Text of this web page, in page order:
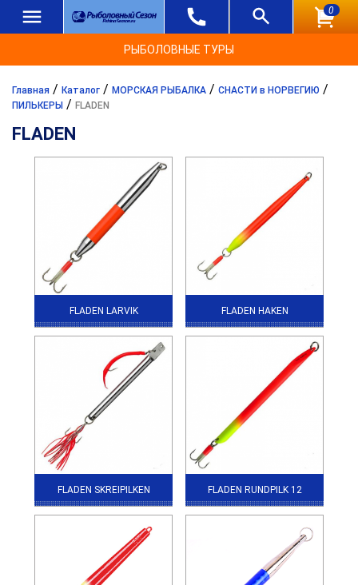
0
РЫБОЛОВНЫЕ ТУРЫ
Главная / Каталог / МОРСКАЯ РЫБАЛКА / СНАСТИ в НОРВЕГИЮ /
ПИЛЬКЕРЫ / FLADEN
FLADEN
FLADEN LARVIK FLADEN HAKEN
FLADEN SKREIPILKEN FLADEN RUNDPILK 12